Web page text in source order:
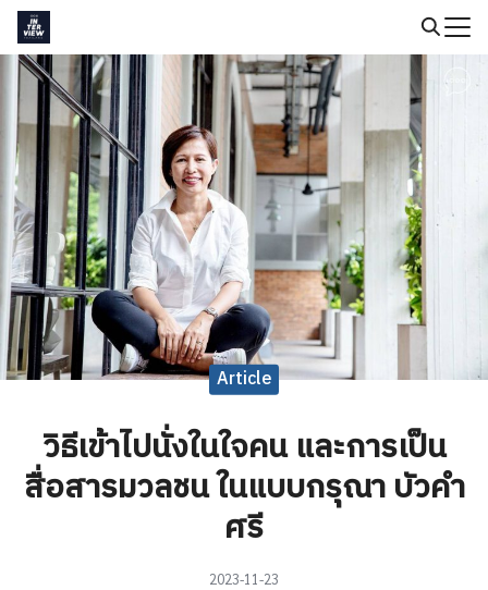
Skip
content
Search
for:
Article
วิธีเข้าไปนั่งในใจคน และการเป็น
สื่อสารมวลชน ในแบบกรุณา บัวคำ
ศรี
2023-11-23